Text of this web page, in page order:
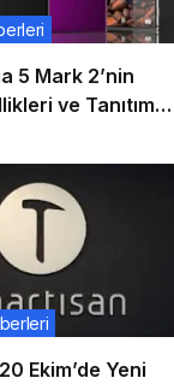
5 Mark 2’nin
ve Tanıtım
Çıktı!
Ekim’de Yeni